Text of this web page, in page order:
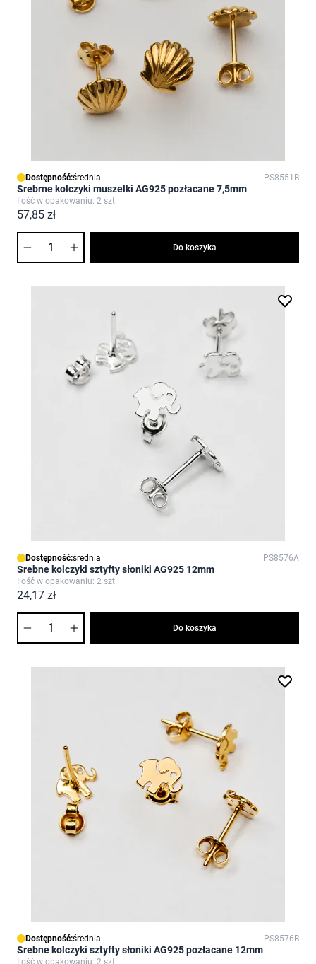
Dostępność:średnia PS8551B
Srebrne kolczyki muszelki AG925 pozłacane 7,5mm
Ilość w opakowaniu: 2 szt.
57,85 zł
Do koszyka
Dostępność:średnia PS8576A
Srebne kolczyki sztyfty słoniki AG925 12mm
Ilość w opakowaniu: 2 szt.
24,17 zł
Do koszyka
Dostępność:średnia PS8576B
Srebne kolczyki sztyfty słoniki AG925 pozłacane 12mm
Ilość w opakowaniu: 2 szt.